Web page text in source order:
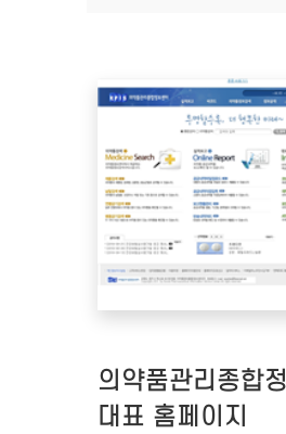
의약품관리종합
대표 홈페이지